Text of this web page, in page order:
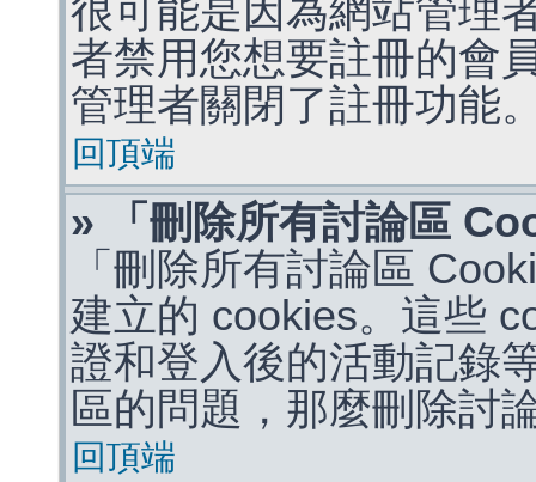
很可能是因為網站管理
者禁用您想要註冊的會
管理者關閉了註冊功能
回頂端
» 「刪除所有討論區
「刪除所有討論區
建立的 cookies。這些
證和登入後的活動記錄
區的問題，那麼刪除討
回頂端